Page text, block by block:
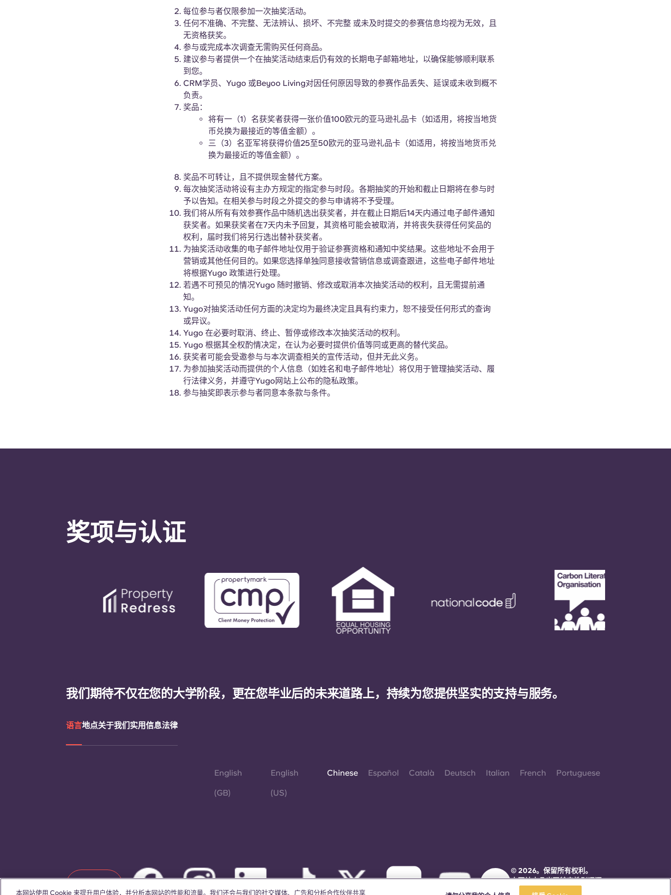
每位参与者仅限参加一次抽奖活动。
任何不准确、不完整、无法辨认、损坏、不完整 或未及时提交的参赛信息均视为无效，且
无资格获奖。
参与或完成本次调查无需购买任何商品。
建议参与者提供一个在抽奖活动结束后仍有效的长期电子邮箱地址，以确保能够顺利联系
到您。
CRM学员、Yugo 或Beyoo Living对因任何原因导致的参赛作品丢失、延误或未收到概不
负责。
奖品：
将有一（1）名获奖者获得一张价值100欧元的亚马逊礼品卡（如适用，将按当地货
币兑换为最接近的等值金额）。
三（3）名亚军将获得价值25至50欧元的亚马逊礼品卡（如适用，将按当地货币兑
换为最接近的等值金额）。
奖品不可转让，且不提供现金替代方案。
每次抽奖活动将设有主办方规定的指定参与时段。各期抽奖的开始和截止日期将在参与时
予以告知。在相关参与时段之外提交的参与申请将不予受理。
我们将从所有有效参赛作品中随机选出获奖者，并在截止日期后14天内通过电子邮件通知
获奖者。如果获奖者在7天内未予回复，其资格可能会被取消，并将丧失获得任何奖品的
权利，届时我们将另行选出替补获奖者。
为抽奖活动收集的电子邮件地址仅用于验证参赛资格和通知中奖结果。这些地址不会用于
营销或其他任何目的。如果您选择单独同意接收营销信息或调查跟进，这些电子邮件地址
将根据Yugo 政策进行处理。
若遇不可预见的情况Yugo 随时撤销、修改或取消本次抽奖活动的权利，且无需提前通
知。
Yugo对抽奖活动任何方面的决定均为最终决定且具有约束力，恕不接受任何形式的查询
或异议。
Yugo 在必要时取消、终止、暂停或修改本次抽奖活动的权利。
Yugo 根据其全权酌情决定，在认为必要时提供价值等同或更高的替代奖品。
获奖者可能会受邀参与与本次调查相关的宣传活动，但并无此义务。
为参加抽奖活动而提供的个人信息（如姓名和电子邮件地址）将仅用于管理抽奖活动、履
行法律义务，并遵守Yugo网站上公布的隐私政策。
参与抽奖即表示参与者同意本条款与条件。
奖项与认证
我们期待不仅在您的大学阶段，更在您毕业后的未来道路上，持续为您提供坚实的支持与服务。
语言地点关于我们实用信息法律
English
(GB)
English
(US)
Chinese Español Català Deutsch Italian French Portuguese
© 2026。保留所有权利。
本网站中凡出现特定性别词汇
之处，均适用于所有人，不分
本网站使用 Cookie 来提升用户体验，并分析本网站的性能和流量。我们还会与我们的社交媒体、广告和分析合作伙伴共享